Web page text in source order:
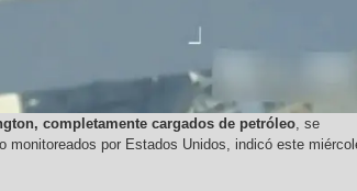
completamente cargados de petróleo, se
monitoreados por Estados Unidos, indicó este